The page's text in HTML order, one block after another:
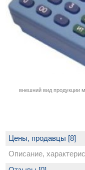
внешний вид продукции
Цены, продавцы [8]
Описание,